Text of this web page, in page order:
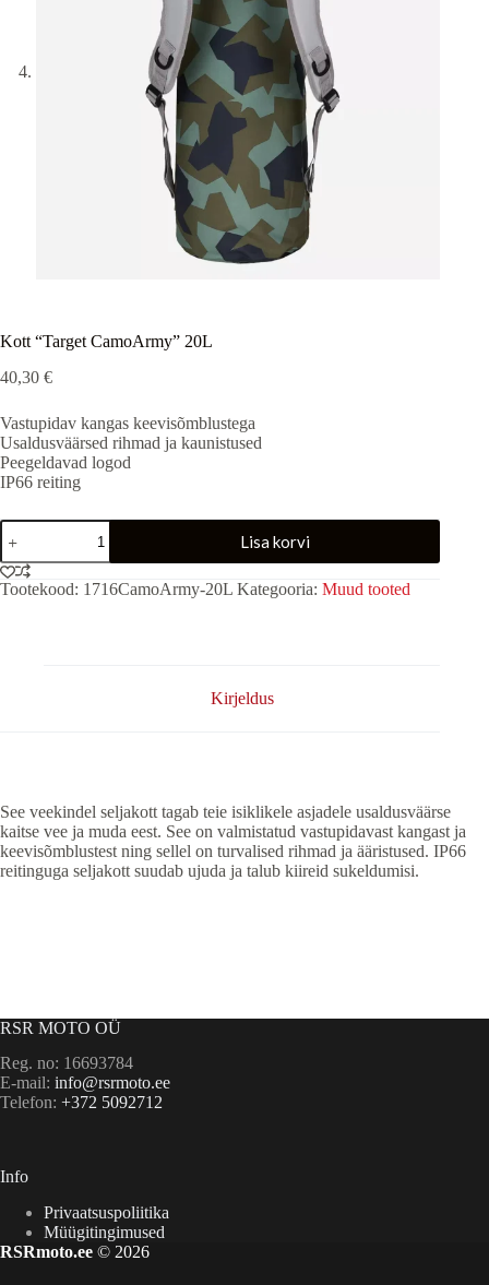
Kott “Target CamoArmy” 20L
40,30 €
Vastupidav kangas keevisõmblustega
Usaldusväärsed rihmad ja kaunistused
Peegeldavad logod
IP66 reiting
Kott
"Target
CamoArmy"
20L
Lisa korvi
Tootekood: 1716CamoArmy-20L Kategooria: Muud tooted
Kirjeldus
See veekindel seljakott tagab teie isiklikele asjadele usaldusväärse
kaitse vee ja muda eest. See on valmistatud vastupidavast kangast ja
keevisõmblustest ning sellel on turvalised rihmad ja ääristused. IP66
reitinguga seljakott suudab ujuda ja talub kiireid sukeldumisi.
RSR MOTO OÜ
Reg. no: 16693784
E-mail: info@rsrmoto.ee
Telefon: +372 5092712
Info
Privaatsuspoliitika
Müügitingimused
RSRmoto.ee © 2026